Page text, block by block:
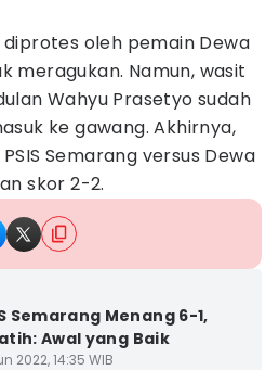
oleh pemain Dewa
meragukan. Namun, wasit
Wahyu Prasetyo sudah
ke gawang. Akhirnya,
Semarang versus Dewa
skor 2-2.
Semarang Menang 6-1,
Awal yang Baik
2022, 14:35 WIB